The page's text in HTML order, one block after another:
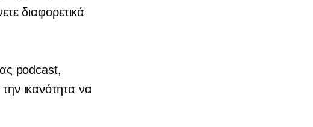
διαφορετικά
podcast,
ικανότητα να